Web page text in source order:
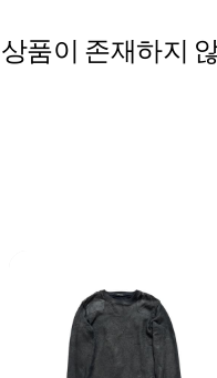
품이 존재하지